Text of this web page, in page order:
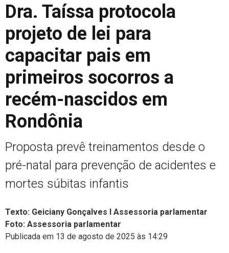
Dra. Taíssa protocola
projeto de lei para
capacitar pais em
primeiros socorros a
recém-nascidos em
Rondônia
Proposta prevê treinamentos desde o
pré-natal para prevenção de acidentes e
mortes súbitas infantis
Texto: Geiciany Gonçalves I Assessoria parlamentar
Foto: Assessoria parlamentar
Publicada em 13 de agosto de 2025 às 14:29